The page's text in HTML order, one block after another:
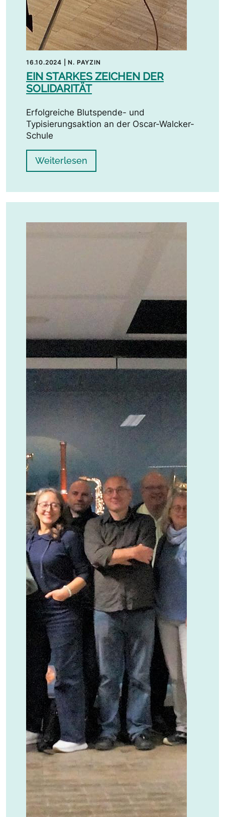
16.10.2024 |N. PAYZIN
EIN STARKES ZEICHEN DER
SOLIDARITÄT
Erfolgreiche Blutspende- und
Typisierungsaktion an der Oscar-Walcker-
Schule
Weiterlesen